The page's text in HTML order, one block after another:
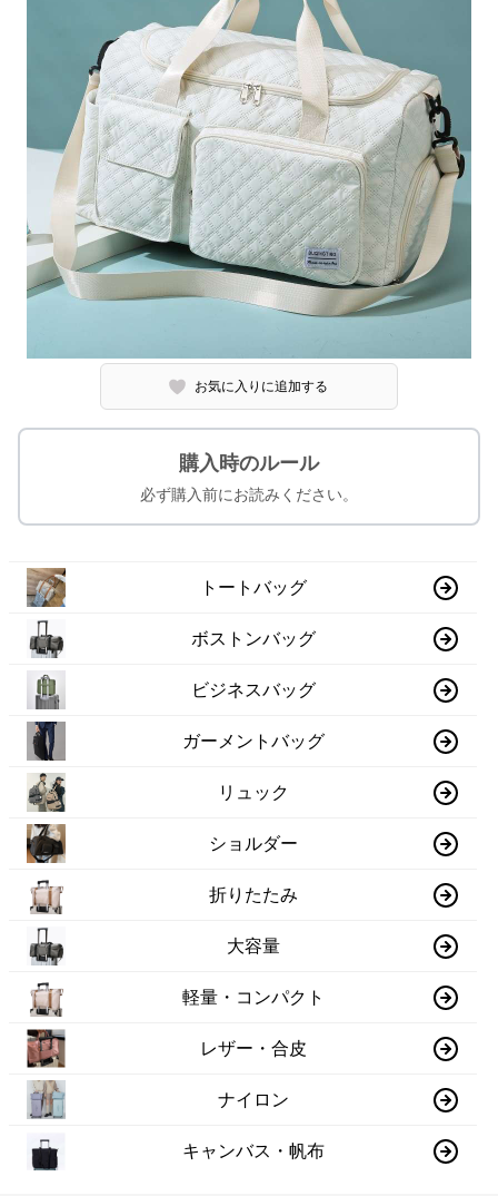
お気に入りに追加する
購入時のルール
必ず購入前にお読みください。
トートバッグ
ボストンバッグ
ビジネスバッグ
ガーメントバッグ
リュック
ショルダー
折りたたみ
大容量
軽量・コンパクト
レザー・合皮
ナイロン
キャンバス・帆布